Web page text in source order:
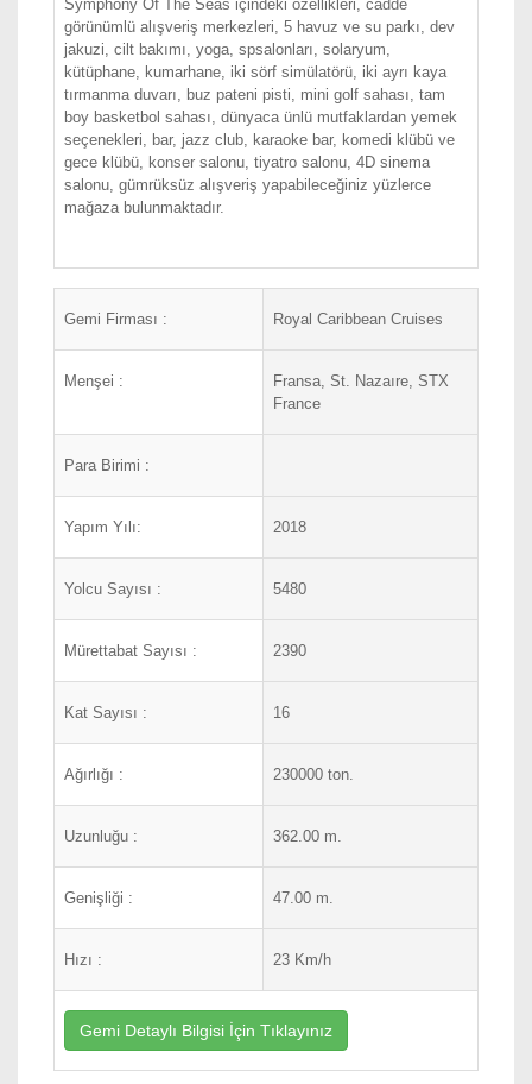
Symphony Of The Seas içindeki özellikleri, cadde
görünümlü alışveriş merkezleri, 5 havuz ve su parkı, dev
jakuzi, cilt bakımı, yoga, spsalonları, solaryum,
kütüphane, kumarhane, iki sörf simülatörü, iki ayrı kaya
tırmanma duvarı, buz pateni pisti, mini golf sahası, tam
boy basketbol sahası, dünyaca ünlü mutfaklardan yemek
seçenekleri, bar, jazz club, karaoke bar, komedi klübü ve
gece klübü, konser salonu, tiyatro salonu, 4D sinema
salonu, gümrüksüz alışveriş yapabileceğiniz yüzlerce
mağaza bulunmaktadır.
Gemi Firması : Royal Caribbean Cruises
Menşei :
Fransa, St. Nazaıre, STX
France
Para Birimi :
Yapım Yılı: 2018
Yolcu Sayısı : 5480
Mürettabat Sayısı : 2390
Kat Sayısı : 16
Ağırlığı : 230000 ton.
Uzunluğu : 362.00 m.
Genişliği : 47.00 m.
Hızı : 23 Km/h
Gemi Detaylı Bilgisi İçin Tıklayınız